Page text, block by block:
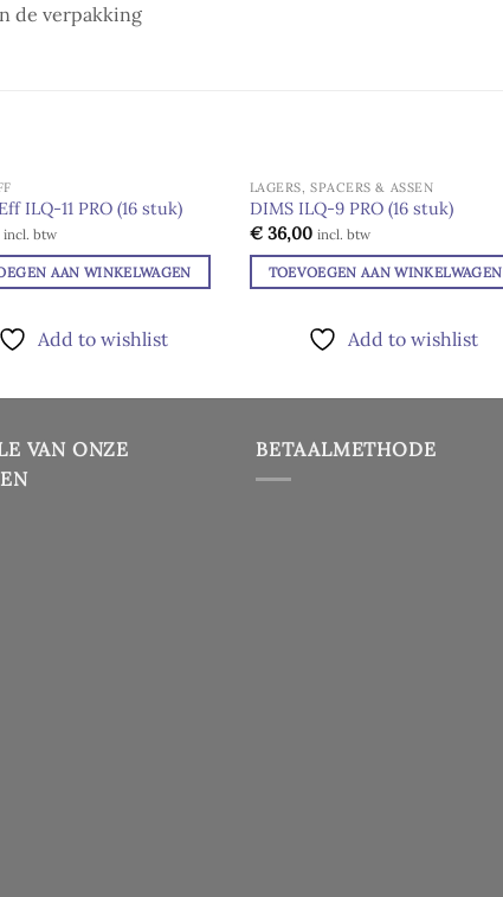
de verpakking
ILQ-11 PRO (16 stuk)
incl. btw
AAN WINKELWAGEN
Add to wishlist
LAGERS, SPACERS & ASSEN
DIMS ILQ-9 PRO (16 stuk)
€36,00 incl. btw
TOEVOEGEN AAN WINKELWAGEN
Add to wishlist
VAN ONZE
BETAALMETHODE